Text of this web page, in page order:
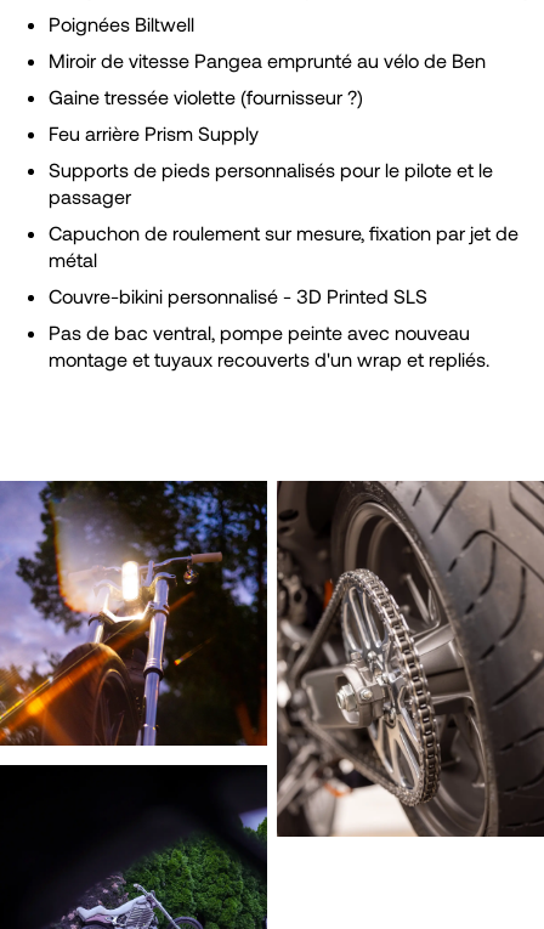
Poignées Biltwell
Miroir de vitesse Pangea emprunté au vélo de Ben
Gaine tressée violette (fournisseur ?)
Feu arrière Prism Supply
Supports de pieds personnalisés pour le pilote et le
passager
Capuchon de roulement sur mesure, fixation par jet de
métal
Couvre-bikini personnalisé - 3D Printed SLS
Pas de bac ventral, pompe peinte avec nouveau
montage et tuyaux recouverts d'un wrap et repliés.